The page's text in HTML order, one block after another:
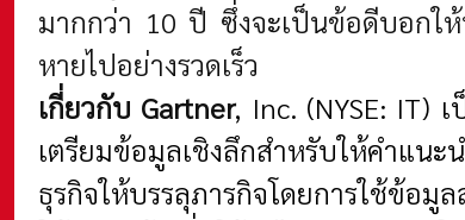
มากกว่า 10 ปี ซึ่งจะเป็นข้อดีบอกให้
หายไปอย่างรวดเร็ว
เกี่ยวกับ Gartner, Inc. (NYSE: IT)
เตรียมข้อมูลเชิงลึกสำหรับให้คำแน
ธุรกิจให้บรรลุภารกิจโดยการใช้ข้อ